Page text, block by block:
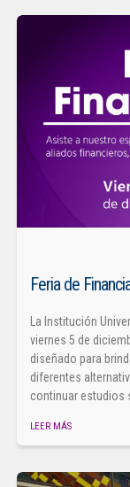
Feria de
La Institución
viernes 5 de
diseñado para
diferentes
continuar estudios
LEER MÁS